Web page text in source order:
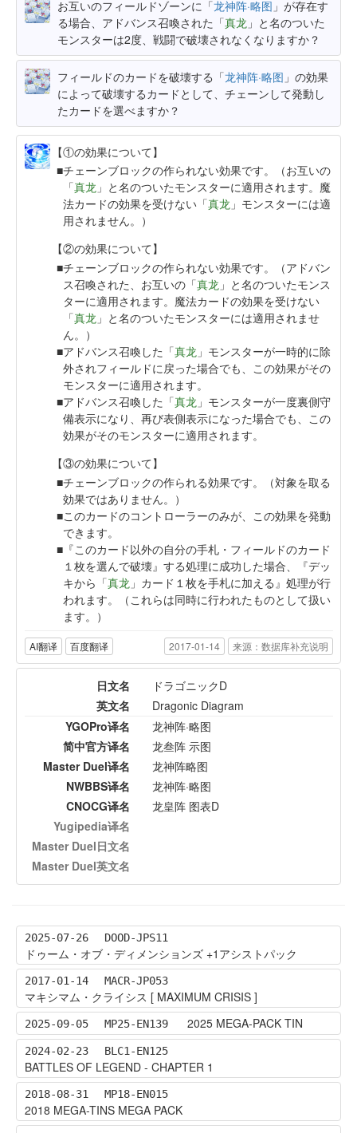
お互いのフィールドゾーンに「龙神阵·略图 」が存在す
る場合、アドバンス召喚された「真龙 」と名のついた
モンスターは2度、戦闘で破壊されなくなりますか？
フィールドのカードを破壊する「龙神阵·略图 」の効果
によって破壊するカードとして、チェーンして発動し
たカードを選べますか？
【①の効果について】
チェーンブロックの作られない効果です。（お互いの
「真龙 」と名のついたモンスターに適用されます。魔
法カードの効果を受けない「真龙 」モンスターには適
用されません。）
【②の効果について】
チェーンブロックの作られない効果です。（アドバン
ス召喚された、お互いの「真龙 」と名のついたモンス
ターに適用されます。魔法カードの効果を受けない
「真龙 」と名のついたモンスターには適用されませ
ん。）
アドバンス召喚した「真龙 」モンスターが一時的に除
外されフィールドに戻った場合でも、この効果がその
モンスターに適用されます。
アドバンス召喚した「真龙 」モンスターが一度裏側守
備表示になり、再び表側表示になった場合でも、この
効果がそのモンスターに適用されます。
【③の効果について】
チェーンブロックの作られる効果です。（対象を取る
効果ではありません。）
このカードのコントローラーのみが、この効果を発動
できます。
『このカード以外の自分の手札・フィールドのカード
１枚を選んで破壊』する処理に成功した場合、『デッ
キから「真龙 」カード１枚を手札に加える』処理が行
われます。（これらは同時に行われたものとして扱い
ます。）
AI翻译 百度翻译 2017-01-14 来源：数据库补充说明
日文名
ドラゴニックD
英文名
Dragonic Diagram
YGOPro译名
龙神阵·略图
简中官方译名
龙叁阵 示图
Master Duel译名
龙神阵略图
NWBBS译名
龙神阵·略图
CNOCG译名
龙皇阵 图表D
Yugipedia译名
Master Duel日文名
Master Duel英文名
2025-07-26 DOOD-JPS11
ドゥーム・オブ・ディメンションズ +1アシストパック
2017-01-14 MACR-JP053
マキシマム・クライシス [ MAXIMUM CRISIS ]
2025-09-05 MP25-EN139 2025 MEGA-PACK TIN
2024-02-23 BLC1-EN125
BATTLES OF LEGEND - CHAPTER 1
2018-08-31 MP18-EN015
2018 MEGA-TINS MEGA PACK